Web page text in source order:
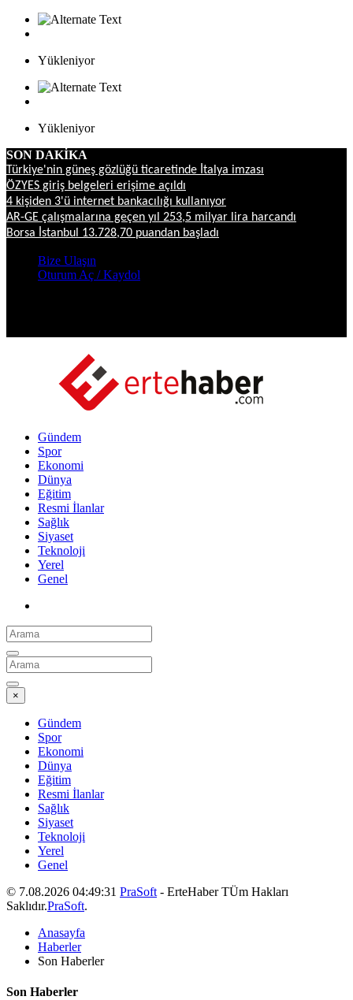
Yükleniyor
Yükleniyor
SON DAKİKA
Türkiye'nin güneş gözlüğü ticaretinde İtalya imzası
ÖZYES giriş belgeleri erişime açıldı
4 kişiden 3'ü internet bankacılığı kullanıyor
AR-GE çalışmalarına geçen yıl 253,5 milyar lira harcandı
Borsa İstanbul 13.728,70 puandan başladı
Bize Ulaşın
Oturum Aç / Kaydol
Gündem
Spor
Ekonomi
Dünya
Eğitim
Resmi İlanlar
Sağlık
Siyaset
Teknoloji
Yerel
Genel
×
Gündem
Spor
Ekonomi
Dünya
Eğitim
Resmi İlanlar
Sağlık
Siyaset
Teknoloji
Yerel
Genel
© 7.08.2026 04:49:31 PraSoft - ErteHaber TÜm Hakları
Saklıdır.PraSoft.
Anasayfa
Haberler
Son Haberler
Son Haberler